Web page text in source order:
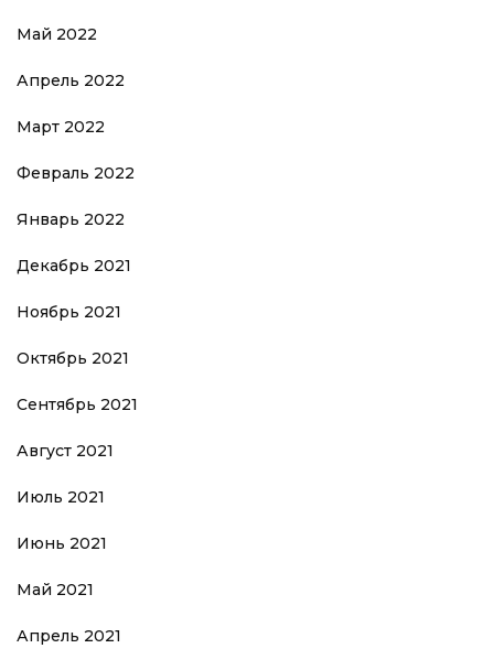
Май 2022
Апрель 2022
Март 2022
Февраль 2022
Январь 2022
Декабрь 2021
Ноябрь 2021
Октябрь 2021
Сентябрь 2021
Август 2021
Июль 2021
Июнь 2021
Май 2021
Апрель 2021